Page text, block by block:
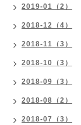
2019-01（2）
2018-12（4）
2018-11（3）
2018-10（3）
2018-09（3）
2018-08（2）
2018-07（3）